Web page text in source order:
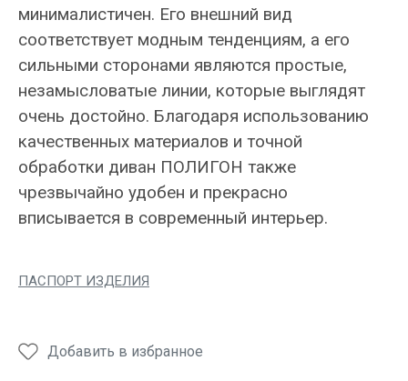
минималистичен. Его внешний вид
соответствует модным тенденциям, а его
сильными сторонами являются простые,
незамысловатые линии, которые выглядят
очень достойно. Благодаря использованию
качественных материалов и точной
обработки диван ПОЛИГОН также
чрезвычайно удобен и прекрасно
вписывается в современный интерьер.
ПАСПОРТ ИЗДЕЛИЯ
Добавить в избранное